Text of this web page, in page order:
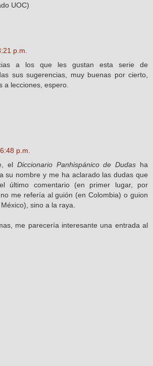
UOC)
p.m.
a los que les gustan esta serie de
sus sugerencias, muy buenas por cierto,
a lecciones, espero.
6:48 p.m.
el Diccionario Panhispánico de Dudas ha
su nombre y me ha aclarado las dudas que
último comentario (en primer lugar, por
me refería al guión (en Colombia) o guion
sino a la raya.
me parecería interesante una entrada al